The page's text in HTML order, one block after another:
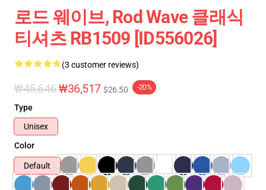
로드 웨이브, Rod Wave 클래식
티셔츠 RB1509 [ID556026]
(3 customer reviews)
₩45,646₩36,517 $26.50 -20%
Type
Unisex
Color
Default